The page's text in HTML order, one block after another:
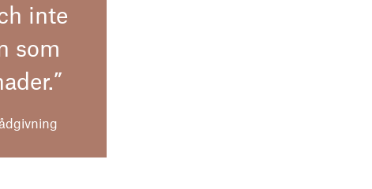
inte
som